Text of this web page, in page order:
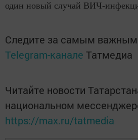
один новый случай ВИЧ-
Следите за самым
Telegram-канале Татмедиа
Читайте новости
национальном
https://max.ru/tatmedia